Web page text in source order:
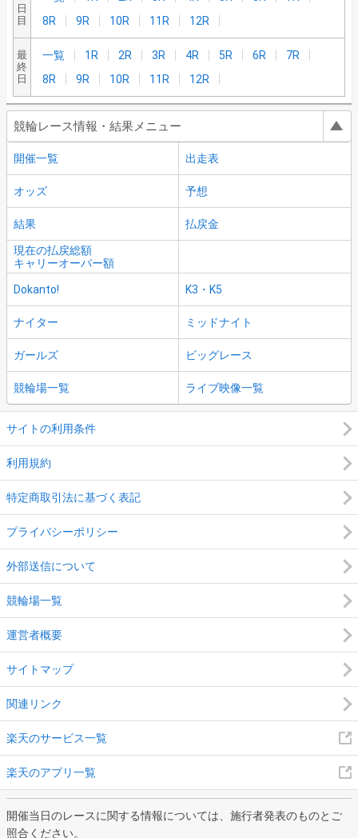
日
目
8R
9R 10R 11R 12R
最
終
日
一覧 1R 2R 3R 4R 5R 6R
7R
8R
9R 10R 11R 12R
競輪レース情報・結果メニュー
開催一覧 出走表
オッズ 予想
結果 払戻金
現在の払戻総額
キャリーオーバー額
Dokanto! K3・K5
ナイター ミッドナイト
ガールズ ビッグレース
競輪場一覧 ライブ映像一覧
サイトの利用条件
利用規約
特定商取引法に基づく表記
プライバシーポリシー
外部送信について
競輪場一覧
運営者概要
サイトマップ
関連リンク
楽天のサービス一覧
楽天のアプリ一覧
開催当日のレースに関する情報については、施行者発表のものとご
照合ください。